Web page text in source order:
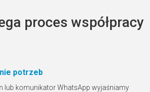
proces współpracy
potrzeb
lub komunikator WhatsApp wyjaśniamy